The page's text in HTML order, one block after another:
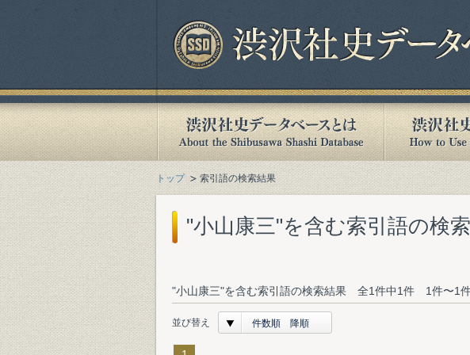
トップ 索引語の検索結果
"小山康三"を含む索引語の検
"小山康三"を含む索引語の検索結果 全1件中1件 1件〜1
並び替え 件数順 降順